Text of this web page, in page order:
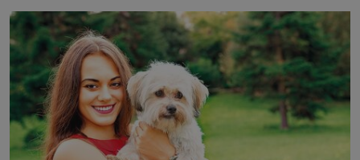
jednoduchost, měkkost a bezpečí, proto by pokoj
miminka měl působit především klidně a útulně.
Předškolní věk je